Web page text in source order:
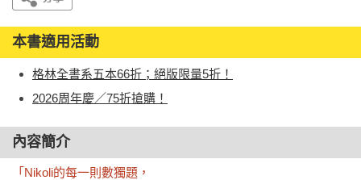
本書適用活動
格林全書系五本66折；絕版限量5折！
2026周年慶／75折搶購！
內容簡介
「Nikoli的每一則數獨題，